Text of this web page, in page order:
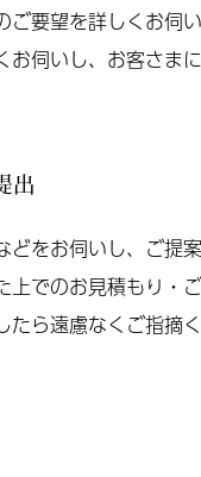
要望を詳しくお伺い
伺いし、お客さま
出
をお伺いし、ご提
上でのお見積もり
ら遠慮なくご指摘く